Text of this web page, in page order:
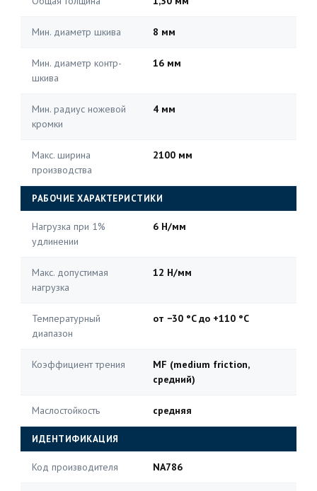
Мин. диаметр шкива 8 мм
Мин. диаметр контр-
шкива
16 мм
Мин. радиус ножевой
кромки
4 мм
Макс. ширина
производства
2100 мм
РАБОЧИЕ ХАРАКТЕРИСТИКИ
Нагрузка при 1%
удлинении
6 Н/мм
Макс. допустимая
нагрузка
12 Н/мм
Температурный
диапазон
от −30 °C до +110 °C
Коэффициент трения
MF (medium friction,
средний)
Маслостойкость средняя
ИДЕНТИФИКАЦИЯ
Код производителя NA786